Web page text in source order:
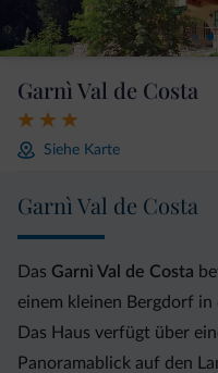
Garnì Val de Costa
Siehe Karte
Garnì Val de Costa
Das Garnì Val de Costa
einem kleinen Bergdorf
Das Haus verfügt über
Panoramablick auf den